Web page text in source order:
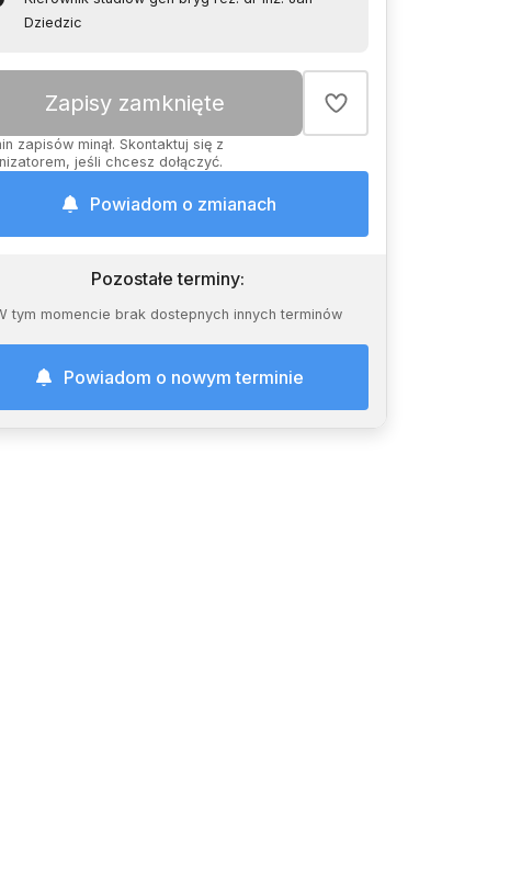
Dziedzic
Zapisy zamknięte
zapisów minął. Skontaktuj się z
jeśli chcesz dołączyć.
Powiadom o zmianach
Pozostałe terminy:
tym momencie brak dostepnych innych terminów
Powiadom o nowym terminie